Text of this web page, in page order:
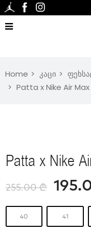
Home კაცი
Patta x Nike Air Max
Patta x Nike
255.00₾
40 41